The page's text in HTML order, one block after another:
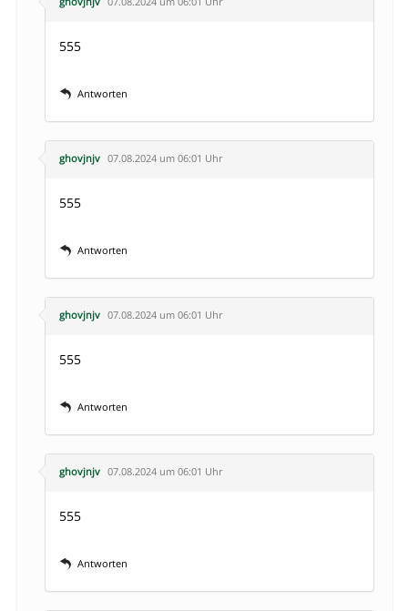
555
Antworten
ghovjnjv 07.08.2024 um 06:01 Uhr
555
Antworten
ghovjnjv 07.08.2024 um 06:01 Uhr
555
Antworten
ghovjnjv 07.08.2024 um 06:01 Uhr
555
Antworten